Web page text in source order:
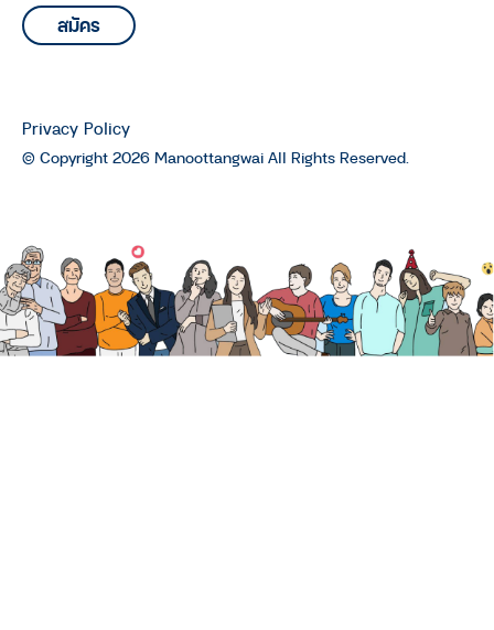
© Copyright 2026 Manoottangwai All Rights Reserved.
Privacy Policy